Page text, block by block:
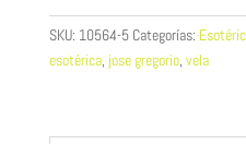
cantidad
SKU: 10564-5 Categorías:
esotérica, jose gregorio, vela